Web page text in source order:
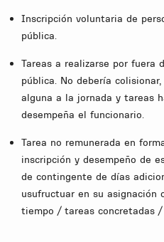
Inscripción voluntaria de
pública.
Tareas a realizarse por fuera
pública. No debería
alguna a la jornada y tareas
desempeña el funcionario.
Tarea no remunerada en
inscripción y desempeño de
de contingente de días
usufructuar en su asignación
tiempo / tareas concretadas